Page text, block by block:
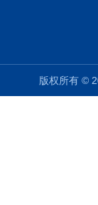
版权所有 ©